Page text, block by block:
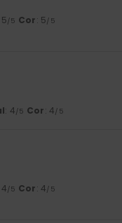
/5 Cor: 5/5
: 4/5 Cor: 4/5
/5 Cor: 4/5